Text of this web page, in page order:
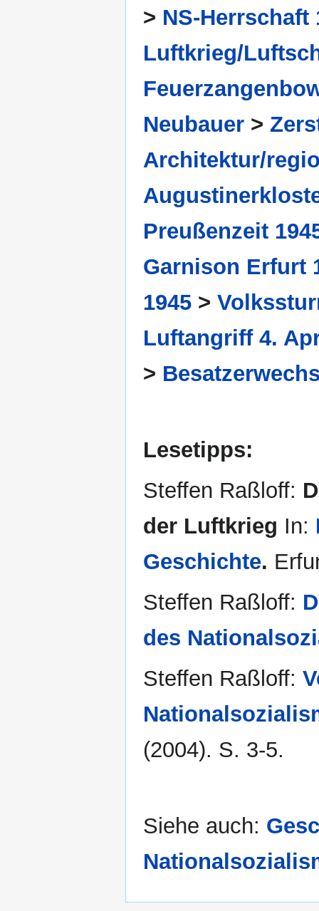
> NS-Herrschaft
Luftkrieg/
Neubauer >
Architektur/
Preußenzeit
Garnison Erfurt
1945 >
Luftangriff 4.
>
Lesetipps:
Steffen Raßloff:
der Luftkrieg In:
Geschichte.
Steffen Raßloff:
des
Steffen Raßloff:
(2004). S. 3-5.
Siehe auch: